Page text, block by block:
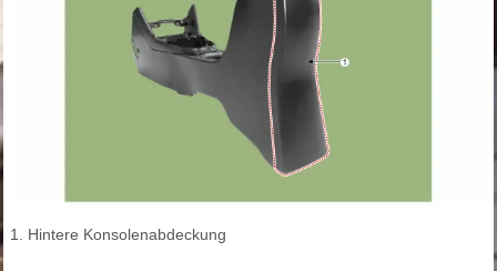
1. Hintere Konsolenabdeckung